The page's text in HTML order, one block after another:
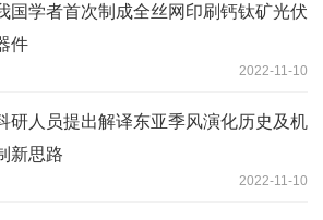
国学者首次制成全丝网印刷钙钛矿光伏
件
2022-11-10
研人员提出解译东亚季风演化历史及机
新思路
2022-11-10